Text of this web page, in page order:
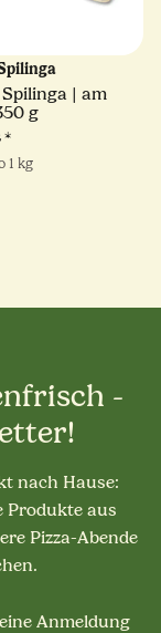
| am
g
*
1 kg
-
nach Hause:
Produkte aus
Pizza-Abende
Anmeldung